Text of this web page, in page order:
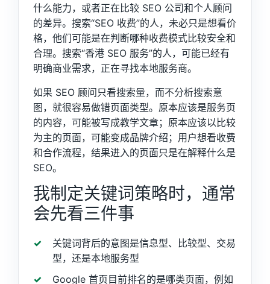
什么能力，或者正在比较 SEO 公司和个人顾问
的差异。搜索“SEO 收费”的人，未必只是想看价
格，他们可能是在判断哪种收费模式比较安全和
合理。搜索“香港 SEO 服务”的人，可能已经有
明确商业需求，正在寻找本地服务商。
如果 SEO 顾问只看搜索量，而不分析搜索意
图，就很容易做错页面类型。原本应该是服务页
的内容，可能被写成教学文章；原本应该以比较
为主的页面，可能变成品牌介绍；用户想看收费
和合作流程，结果进入的页面只是在解释什么是
SEO。
我制定关键词策略时，通常
会先看三件事
关键词背后的意图是信息型、比较型、交易
型，还是本地服务型
Google 首页目前排名的是哪类页面，例如